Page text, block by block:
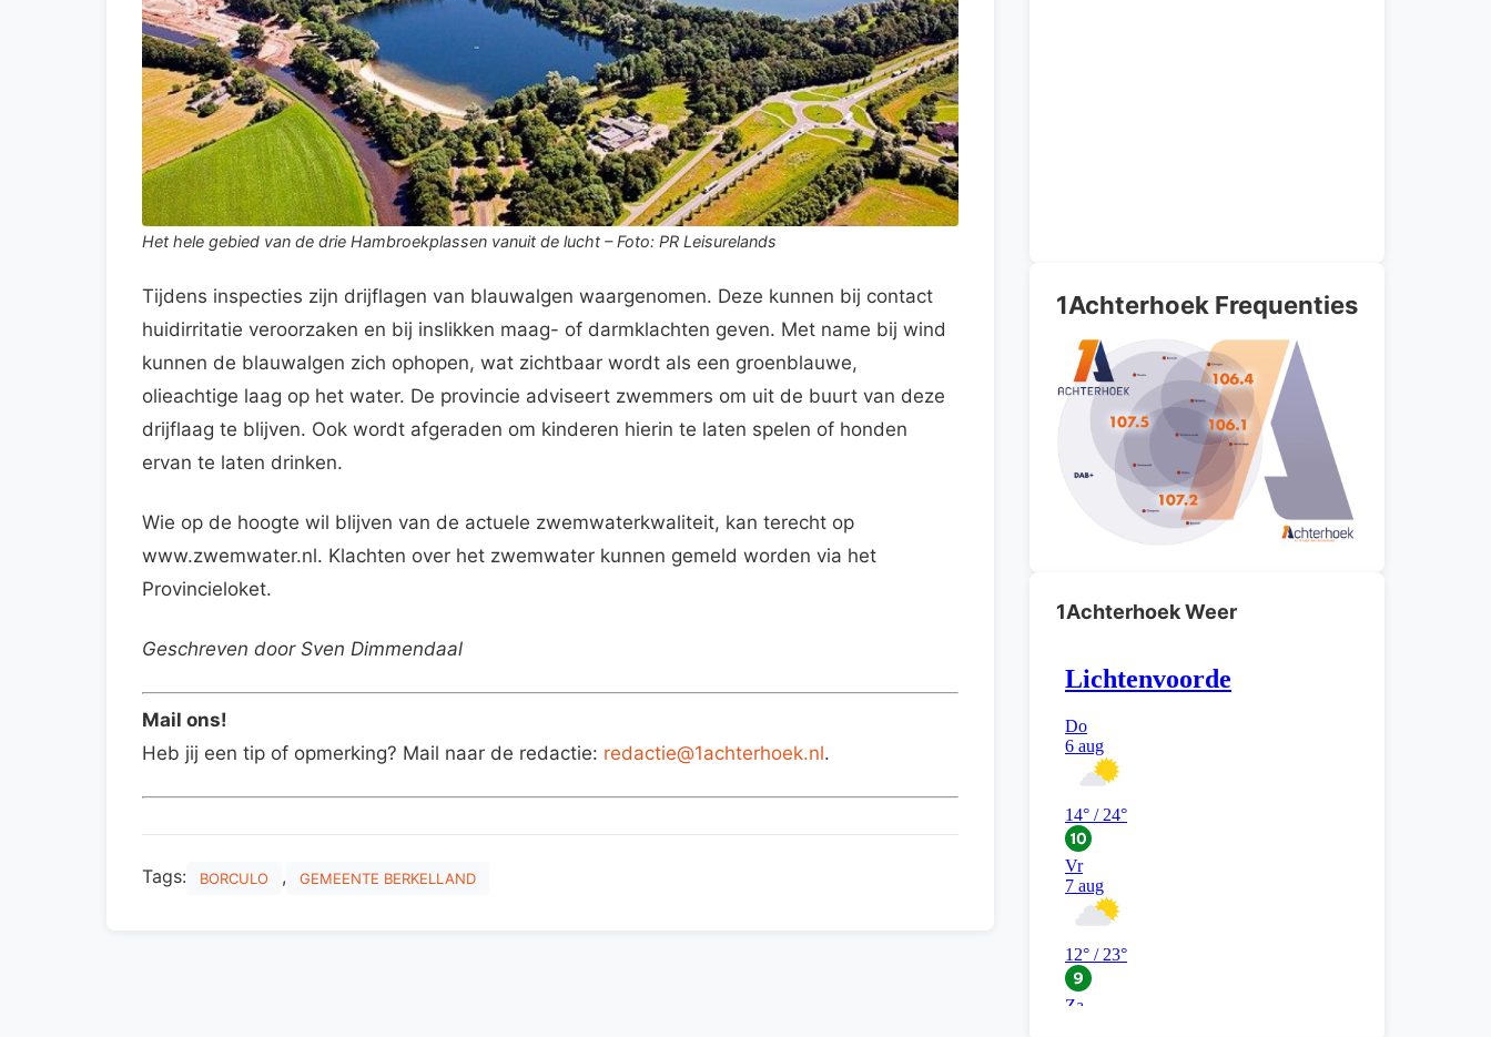
Het hele gebied van de drie Hambroekplassen vanuit de lucht – Foto: PR Leisurelands
Tijdens inspecties zijn drijflagen van blauwalgen waargenomen. Deze kunnen bij contact
huidirritatie veroorzaken en bij inslikken maag- of darmklachten geven. Met name bij wind
kunnen de blauwalgen zich ophopen, wat zichtbaar wordt als een groenblauwe,
olieachtige laag op het water. De provincie adviseert zwemmers om uit de buurt van deze
drijflaag te blijven. Ook wordt afgeraden om kinderen hierin te laten spelen of honden
ervan te laten drinken.
Wie op de hoogte wil blijven van de actuele zwemwaterkwaliteit, kan terecht op
www.zwemwater.nl. Klachten over het zwemwater kunnen gemeld worden via het
Provincieloket.
Geschreven door Sven Dimmendaal
Mail ons!
Heb jij een tip of opmerking? Mail naar de redactie: redactie@1achterhoek.nl.
Tags: BORCULO , GEMEENTE BERKELLAND
1Achterhoek Frequenties
1Achterhoek Weer